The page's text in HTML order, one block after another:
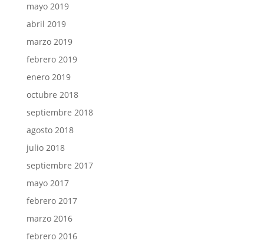
mayo 2019
abril 2019
marzo 2019
febrero 2019
enero 2019
octubre 2018
septiembre 2018
agosto 2018
julio 2018
septiembre 2017
mayo 2017
febrero 2017
marzo 2016
febrero 2016